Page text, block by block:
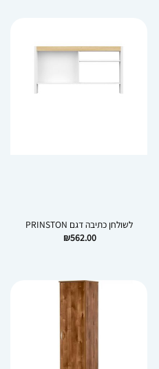
לשולחן כתיבה דגם PRINSTON
₪562.00